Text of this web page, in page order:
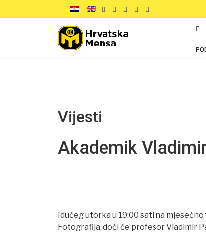
Vijesti
Akademik
Idućeg utorka u 19:00 sati na
Fotografija, doći će profesor Vladimir